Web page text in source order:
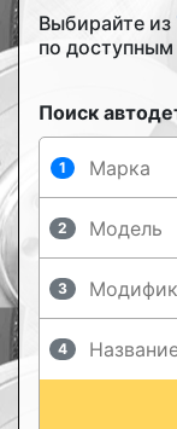
Выбирайте из
по
Поиск
1
2
3
4